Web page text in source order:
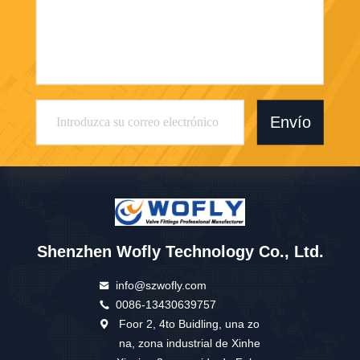
Envío
Shenzhen Wofly Technology Co., Ltd.
info@szwofly.com
0086-13430639757
Foor 2, 4to Buidling, una zo
na, zona industrial de Xinhe